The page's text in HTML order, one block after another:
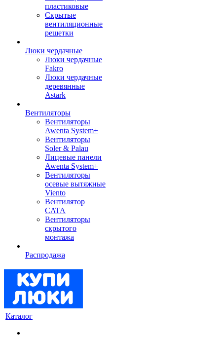
пластиковые
Скрытые
вентиляционные
решетки
Люки чердачные
Люки чердачные
Fakro
Люки чердачные
деревянные
Astark
Вентиляторы
Вентиляторы
Awenta System+
Вентиляторы
Soler & Palau
Лицевые панели
Awenta System+
Вентиляторы
осевые вытяжные
Viento
Вентилятор
CATA
Вентиляторы
скрытого
монтажа
Распродажа
Каталог